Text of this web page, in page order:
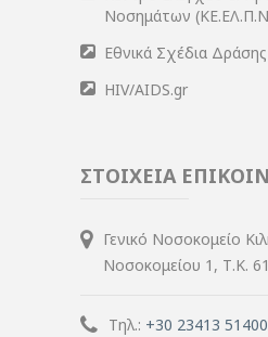
Νοσημάτων
Εθνικά Σχέδια Δράσης
HIV/AIDS.gr
ΣΤΟΙΧΕΙΑ
Γενικό Νοσοκομείο
Νοσοκομείου 1, Τ.Κ.
Τηλ.: +30 23413 51400